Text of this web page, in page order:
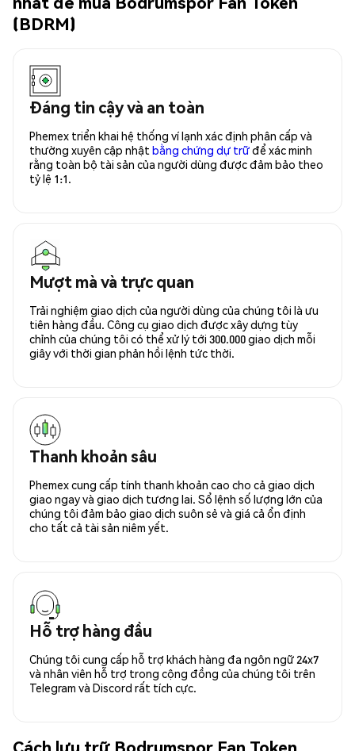
(BDRM)
Đáng tin cậy và an toàn
Phemex triển khai hệ thống ví lạnh xác định phân cấp và
thường xuyên cập nhật bằng chứng dự trữđể xác minh
rằng toàn bộ tài sản của người dùng được đảm bảo theo
tỷ lệ 1:1.
Mượt mà và trực quan
Trải nghiệm giao dịch của người dùng của chúng tôi là ưu
tiên hàng đầu. Công cụ giao dịch được xây dựng tùy
chỉnh của chúng tôi có thể xử lý tới 300.000 giao dịch mỗi
giây với thời gian phản hồi lệnh tức thời.
Thanh khoản sâu
Phemex cung cấp tính thanh khoản cao cho cả giao dịch
giao ngay và giao dịch tương lai. Sổ lệnh số lượng lớn của
chúng tôi đảm bảo giao dịch suôn sẻ và giá cả ổn định
cho tất cả tài sản niêm yết.
Hỗ trợ hàng đầu
Chúng tôi cung cấp hỗ trợ khách hàng đa ngôn ngữ 24x7
và nhân viên hỗ trợ trong cộng đồng của chúng tôi trên
Telegram và Discord rất tích cực.